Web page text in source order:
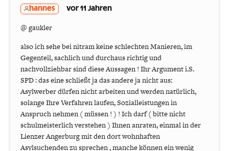
hannes vor 11 Jahren
@ gaukler
also ich sehe bei nitram keine schlechten Manieren, im
Gegenteil, sachlich und durchaus richtig und
nachvollziehbar sind diese Aussagen ! Ihr Argument i.S.
SPD : das eine schließt ja das andere ja nicht aus:
Asylwerber dürfen nicht arbeiten und werden natürlich,
solange Ihre Verfahren laufen, Sozialleistungen in
Anspruch nehmen ( müssen ! ) ! Ich darf ( bitte nicht
schulmeisterlich verstehen ) Ihnen anraten, einmal in der
Lienzer Angerburg mit den dort wohnhaften
Asylsuchenden zu sprechen , manche können ein wenig